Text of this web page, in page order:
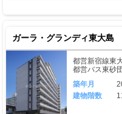
ガーラ・グランディ東大島
都営新宿線東
都営バス東砂
築年月
建物階数